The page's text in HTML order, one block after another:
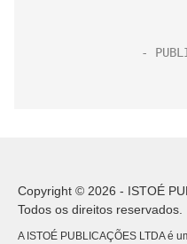
Copyright © 2026 - ISTOÉ
Todos os direitos reservados.
A ISTOÉ PUBLICAÇÕES LTDA é